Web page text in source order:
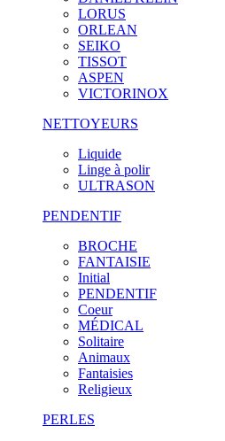
LORUS
ORLEAN
SEIKO
TISSOT
ASPEN
VICTORINOX
NETTOYEURS
Liquide
Linge à polir
ULTRASON
PENDENTIF
BROCHE
FANTAISIE
Initial
PENDENTIF
Coeur
MÉDICAL
Solitaire
Animaux
Fantaisies
Religieux
PERLES